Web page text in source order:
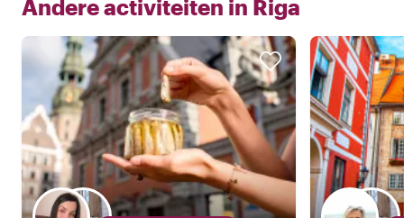
Andere activiteiten in Riga